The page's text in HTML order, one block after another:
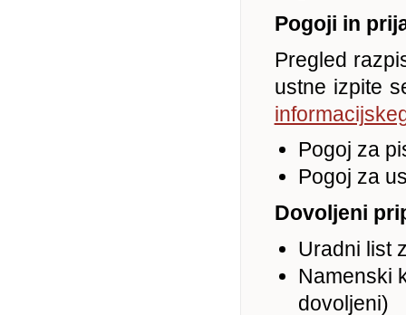
Pogoji in
Pregled
ustne izpite
Pogoj za
Pogoj za
Dovoljeni
Uradni list
Namenski
dovoljeni)